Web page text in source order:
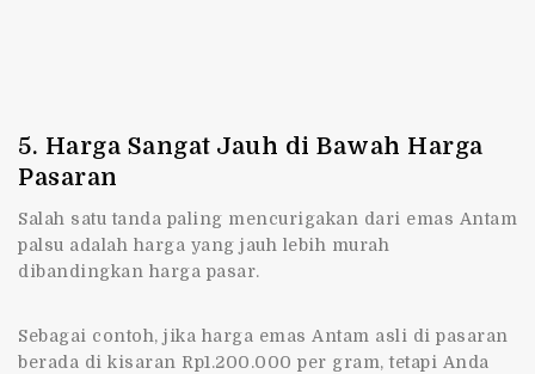
5. Harga Sangat Jauh di Bawah Harga
Pasaran
Salah satu tanda paling mencurigakan dari emas Antam
palsu adalah harga yang jauh lebih murah
dibandingkan harga pasar.
Sebagai contoh, jika harga emas Antam asli di pasaran
berada di kisaran Rp1.200.000 per gram, tetapi Anda